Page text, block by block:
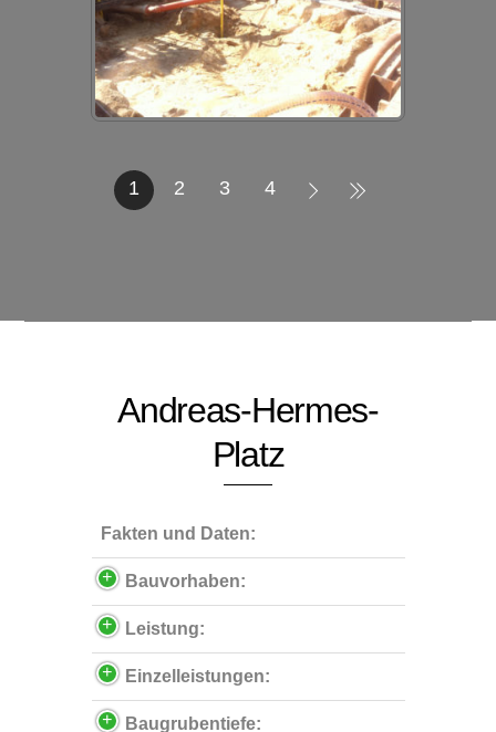
1 2 3 4
Andreas-Hermes-
Platz
Fakten und Daten:
Bauvorhaben:
Leistung:
Einzelleistungen:
Baugrubentiefe: